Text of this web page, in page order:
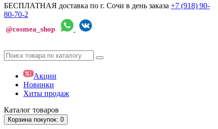
БЕСПЛАТНАЯ доставка по г. Сочи в день заказа +7 (918) 90-
80-70-2
@cosmea_shop
Акции
Новинки
Хиты продаж
Каталог товаров
Корзинапокупок: 0